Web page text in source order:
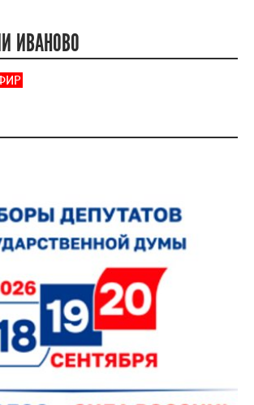
участие во втором чемпионате и
области по северной ходьбе.
состоялись 23 мая на лыжной базе
дистанциях 1 км и 3 км стартовали более
Иванова, Родников, Палеха, Лежнева и
областной Чемпионат по спортивному
прошел в Заволжском районе
1700 жителей Ивановской области
скандинавской ходьбой
Сборная Ивановской области стала призером
соревнованиях по спортивному туризму